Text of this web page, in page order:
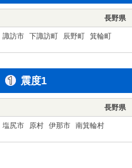
長野県
諏訪市 下諏訪町 辰野町 箕輪町
震度1
長野県
塩尻市 原村 伊那市 南箕輪村